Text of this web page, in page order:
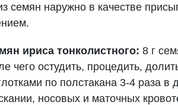
семян наружно в качестве
ириса тонколистного: 8 г
чего остудить, процедить,
по полстакана 3-4 раза
носовых и маточных